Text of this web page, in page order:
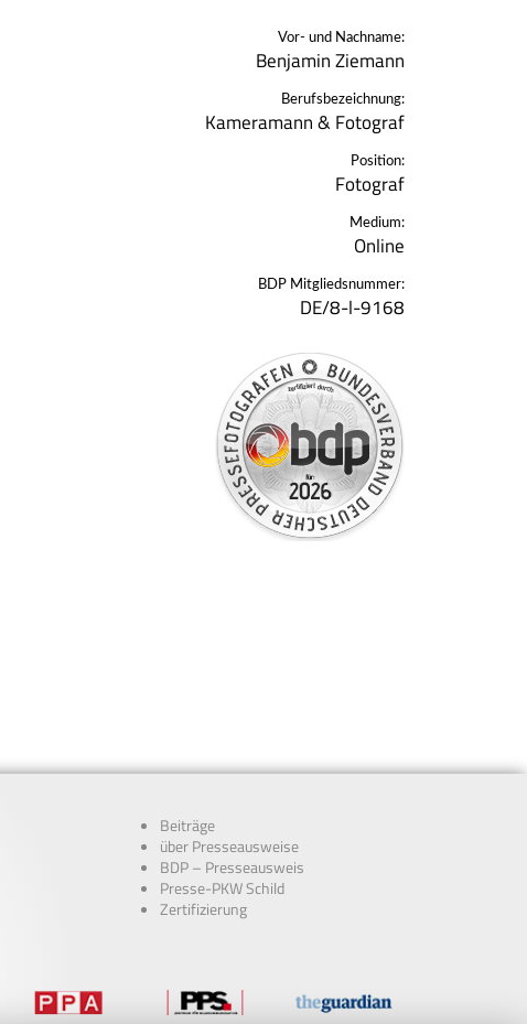
Vor- und Nachname:
Benjamin Ziemann
Berufsbezeichnung:
Kameramann & Fotograf
Position:
Fotograf
Medium:
Online
BDP Mitgliedsnummer:
DE/8-l-9168
Beiträge
über Presseausweise
BDP – Presseausweis
Presse-PKW Schild
Zertifizierung